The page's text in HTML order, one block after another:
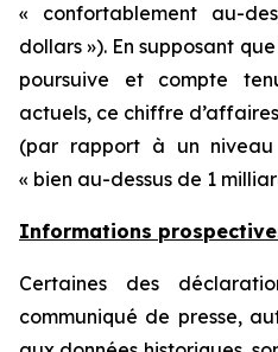
« confortablement au-
dollars »). En supposant
poursuive et compte
actuels, ce chiffre
(par rapport à un niveau
« bien au-dessus de 1
Informations
Certaines des
communiqué de presse,